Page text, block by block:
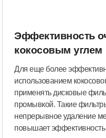
Эффективность
кокосовым углем
Для еще более
использованием
применять дисковые
промывкой. Такие
непрерывное удаление
повышает эффективность